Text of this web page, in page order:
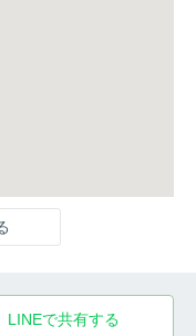
LINEで共有する